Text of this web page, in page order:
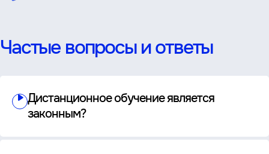
Частые вопросы и ответы
Дистанционное обучение является
законным?